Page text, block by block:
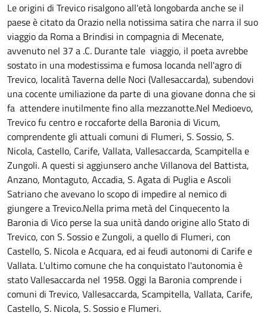
Le origini di Trevico risalgono all'età longobarda anche se il
paese è citato da Orazio nella notissima satira che narra il suo
viaggio da Roma a Brindisi in compagnia di Mecenate,
avvenuto nel 37 a .C. Durante tale viaggio, il poeta avrebbe
sostato in una modestissima e fumosa locanda nell'agro di
Trevico, località Taverna delle Noci (Vallesaccarda), subendovi
una cocente umiliazione da parte di una giovane donna che si
fa attendere inutilmente fino alla mezzanotte.Nel Medioevo,
Trevico fu centro e roccaforte della Baronia di Vicum,
comprendente gli attuali comuni di Flumeri, S. Sossio, S.
Nicola, Castello, Carife, Vallata, Vallesaccarda, Scampitella e
Zungoli. A questi si aggiunsero anche Villanova del Battista,
Anzano, Montaguto, Accadia, S. Agata di Puglia e Ascoli
Satriano che avevano lo scopo di impedire al nemico di
giungere a Trevico.Nella prima metà del Cinquecento la
Baronia di Vico perse la sua unità dando origine allo Stato di
Trevico, con S. Sossio e Zungoli, a quello di Flumeri, con
Castello, S. Nicola e Acquara, ed ai feudi autonomi di Carife e
Vallata. L'ultimo comune che ha conquistato l'autonomia è
stato Vallesaccarda nel 1958. Oggi la Baronia comprende i
comuni di Trevico, Vallesaccarda, Scampitella, Vallata, Carife,
Castello, S. Nicola, S. Sossio e Flumeri.